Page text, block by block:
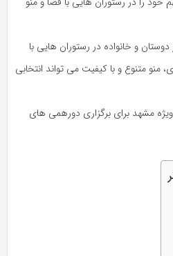
و خانواده در رستوران هایی با
منو متنوع و با کیفیت می تواند انتخابی
رستوران ویژه مشهد برای برگزاری دورهمی های